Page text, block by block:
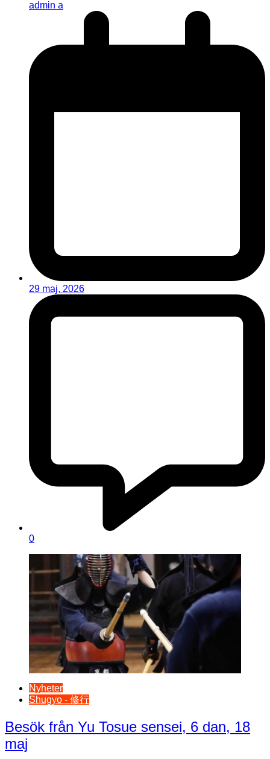
admin a
29 maj, 2026
0
Nyheter
Shugyo - 修行
Besök från Yu Tosue sensei, 6 dan, 18
maj